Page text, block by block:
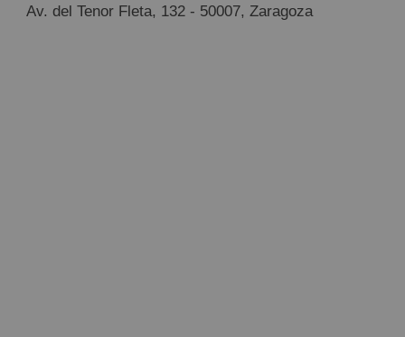
Av. del Tenor Fleta, 132 - 50007, Zaragoza